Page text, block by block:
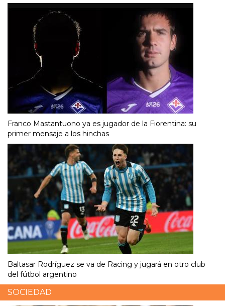
Franco Mastantuono ya es jugador de la Fiorentina: su
primer mensaje a los hinchas
Baltasar Rodríguez se va de Racing y jugará en otro club
del fútbol argentino
SOCIEDAD